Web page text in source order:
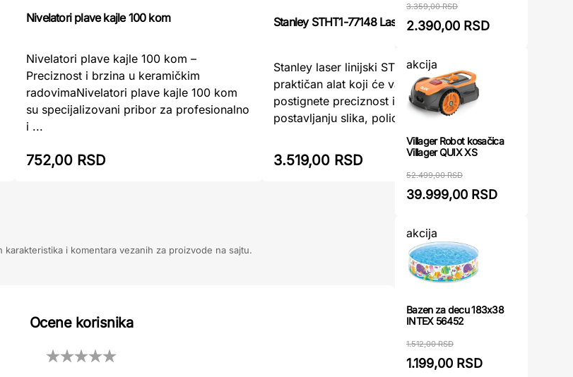
Nivelatori plave kajle 100 kom
Nivelatori plave kajle 100 kom –
Preciznost i brzina u keramičkim
radovimaNivelatori plave kajle 100 kom
su specijalizovani pribor za profesionalno
i ...
752,00 RSD
Stanley STHT1-77148 Laser linijski
Stanley laser linijski STHT1-77148 je
praktičan alat koji će vam pomoći da
postignete preciznost i brzinu pri
postavljanju slika, polica i drugih obje ...
3.519,00 RSD
i komentara vezanih za proizvode na sajtu.
Ocene korisnika
3.359,00 RSD
2.390,00 RSD
akcija
Villager Robot kosačica
Villager QUIX XS
52.499,00 RSD
39.999,00 RSD
akcija
Bazen za decu 183x38
INTEX 56452
1.512,00 RSD
1.199,00 RSD